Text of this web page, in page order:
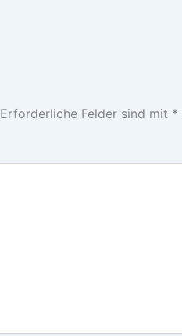
Erforderliche Felder sind mit *